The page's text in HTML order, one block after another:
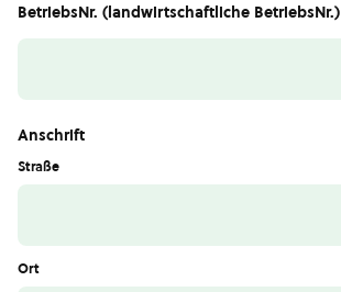
BetriebsNr. (landwirtschaftliche BetriebsNr.)
Anschrift
Straße
Ort